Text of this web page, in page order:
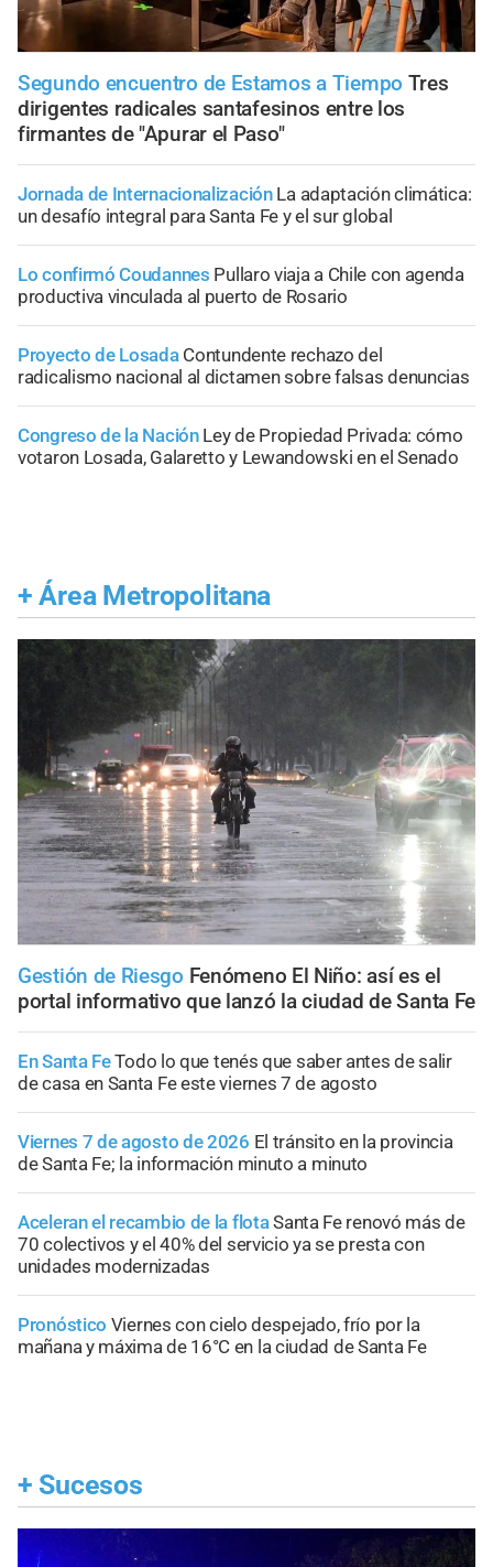
Segundo encuentro de Estamos a Tiempo Tres
dirigentes radicales santafesinos entre los
firmantes de "Apurar el Paso"
Jornada de Internacionalización La adaptación climática:
un desafío integral para Santa Fe y el sur global
Lo confirmó Coudannes Pullaro viaja a Chile con agenda
productiva vinculada al puerto de Rosario
Proyecto de Losada Contundente rechazo del
radicalismo nacional al dictamen sobre falsas denuncias
Congreso de la Nación Ley de Propiedad Privada: cómo
votaron Losada, Galaretto y Lewandowski en el Senado
+ Área Metropolitana
Gestión de Riesgo Fenómeno El Niño: así es el
portal informativo que lanzó la ciudad de Santa Fe
En Santa FeTodo lo que tenés que saber antes de salir
de casa en Santa Fe este viernes 7 de agosto
Viernes 7 de agosto de 2026 El tránsito en la provincia
de Santa Fe; la información minuto a minuto
Aceleran el recambio de la flotaSanta Fe renovó más de
70 colectivos y el 40% del servicio ya se presta con
unidades modernizadas
Pronóstico Viernes con cielo despejado, frío por la
mañana y máxima de 16°C en la ciudad de Santa Fe
+ Sucesos